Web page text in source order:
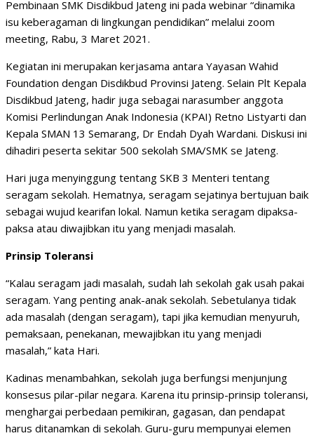
Pembinaan SMK Disdikbud Jateng ini pada webinar “dinamika
isu keberagaman di lingkungan pendidikan” melalui zoom
meeting, Rabu, 3 Maret 2021.
Kegiatan ini merupakan kerjasama antara Yayasan Wahid
Foundation dengan Disdikbud Provinsi Jateng. Selain Plt Kepala
Disdikbud Jateng, hadir juga sebagai narasumber anggota
Komisi Perlindungan Anak Indonesia (KPAI) Retno Listyarti dan
Kepala SMAN 13 Semarang, Dr Endah Dyah Wardani. Diskusi ini
dihadiri peserta sekitar 500 sekolah SMA/SMK se Jateng.
Hari juga menyinggung tentang SKB 3 Menteri tentang
seragam sekolah. Hematnya, seragam sejatinya bertujuan baik
sebagai wujud kearifan lokal. Namun ketika seragam dipaksa-
paksa atau diwajibkan itu yang menjadi masalah.
Prinsip Toleransi
“Kalau seragam jadi masalah, sudah lah sekolah gak usah pakai
seragam. Yang penting anak-anak sekolah. Sebetulanya tidak
ada masalah (dengan seragam), tapi jika kemudian menyuruh,
pemaksaan, penekanan, mewajibkan itu yang menjadi
masalah,” kata Hari.
Kadinas menambahkan, sekolah juga berfungsi menjunjung
konsesus pilar-pilar negara. Karena itu prinsip-prinsip toleransi,
menghargai perbedaan pemikiran, gagasan, dan pendapat
harus ditanamkan di sekolah. Guru-guru mempunyai elemen